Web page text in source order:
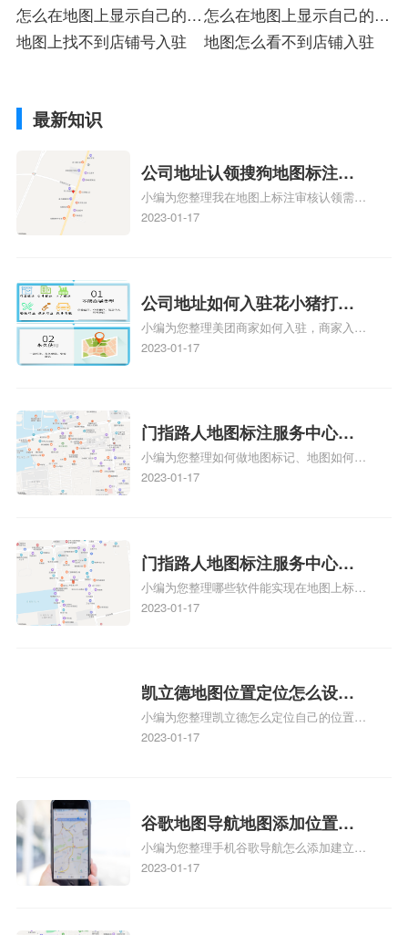
怎么在地图上显示自己的店
铺入驻
怎么在地图上显示自己的店
铺标
地图上找不到店铺号入驻 地图怎么看不到店铺入驻
最新知识
公司地址认领搜狗地图标注多
久审核？公司地址认领地图标
注多久审核？
小编为您整理我在地图上标注审核认领需要
多久、我在地图上标注审核认领需要多久
情可查看下方正文！
2023-01-17
公司地址如何入驻花小猪打车
地图标记？指路人地图标注服
务中心铺如何入驻花小猪打车
小编为您整理美团商家如何入驻，商家入驻
教程、商家如何入驻地图、如何入驻地:、
2023-01-17
门指路人地图标注服务中心如
何做花小猪打车地图位置标
记？门指路人地图标注服务中
小编为您整理如何做地图标记、地图如何做
标记、so搜街景中如何做标记、360e启花贷
关地图标注知识，详情可查看下方正文！
2023-01-17
门指路人地图标注服务中心地
图位置地址标记？门指路人地
图标注服务中心苹果地图位置
小编为您整理哪些软件能实现在地图上标记
门指路人地图标注服务中心位置、门指路人
门指路人地图标注服务中心地址标注上地图
怎么弄相关地图标注知识，详情可查看下方
正文！
2023-01-17
凯立德地图位置定位怎么设置
自己的指路人地图标注服务中
心名？凯立德地图位置定位怎
小编为您整理凯立德怎么定位自己的位置
啊、手机凯立德地图定位怎么设置往上走、
地图标注服务中心铺招牌相关地图标注知
识，详情可查看下方正文！
2023-01-17
谷歌地图导航地图添加位置？
添加谷歌地图导航位置？
小编为您整理手机谷歌导航怎么添加建立多
人位置、如何在地图，谷歌地图添加公司位
2023-01-17